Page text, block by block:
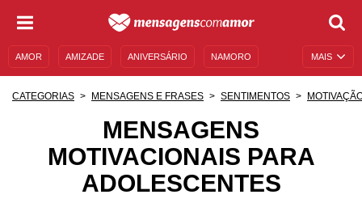
MAIS
AMOR AMIZADE ANIVERSÁRIO NAMORO
MENSAGENS E FRASES MENSAGENS DE ANIVERSÁRIO
ENTRETENIMENTO FAMOSOS BÍBLIA
CATEGORIAS MENSAGENS E FRASES SENTIMENTOS
MENSAGENS
MOTIVACIONAIS PARA
ADOLESCENTES